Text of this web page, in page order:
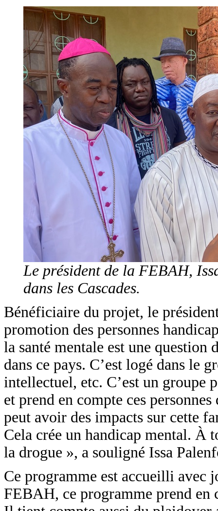
Le président de la FEBAH,
dans les Cascades.
Bénéficiaire du projet, le
promotion des personnes
la santé mentale est une question
dans ce pays. C’est logé dans le
intellectuel, etc. C’est un groupe
et prend en compte ces
peut avoir des impacts sur cette
Cela crée un handicap mental. À
la drogue », a souligné Issa
Ce programme est accueilli avec
FEBAH, ce programme prend en